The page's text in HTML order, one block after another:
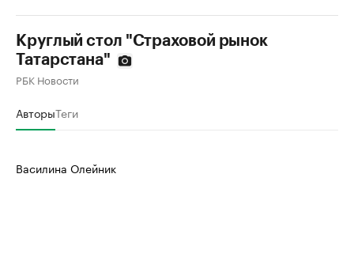
Круглый стол "Страховой рынок
Татарстана"
РБК Новости
АвторыТеги
Василина Олейник